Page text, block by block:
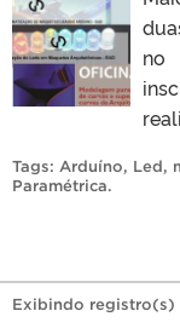
no
Tags: Arduíno, Led,
Paramétrica.
Exibindo registro(s)